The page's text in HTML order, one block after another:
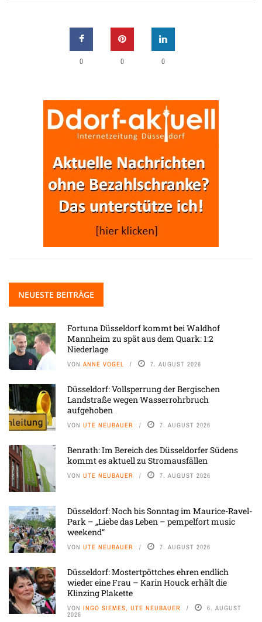
0 0 0
NEUESTE BEITRÄGE
Fortuna Düsseldorf kommt bei Waldhof
Mannheim zu spät aus dem Quark: 1:2
Niederlage
VON ANNE VOGEL 7. AUGUST 2026
Düsseldorf: Vollsperrung der Bergischen
Landstraße wegen Wasserrohrbruch
aufgehoben
VON UTE NEUBAUER 7. AUGUST 2026
Benrath: Im Bereich des Düsseldorfer Südens
kommt es aktuell zu Stromausfällen
VON UTE NEUBAUER 7. AUGUST 2026
Düsseldorf: Noch bis Sonntag im Maurice-Ravel-
Park – „Liebe das Leben – pempelfort music
weekend“
VON UTE NEUBAUER 7. AUGUST 2026
Düsseldorf: Mostertpöttches ehren endlich
wieder eine Frau – Karin Houck erhält die
Klinzing Plakette
VON INGO SIEMES, UTE NEUBAUER 6. AUGUST
2026